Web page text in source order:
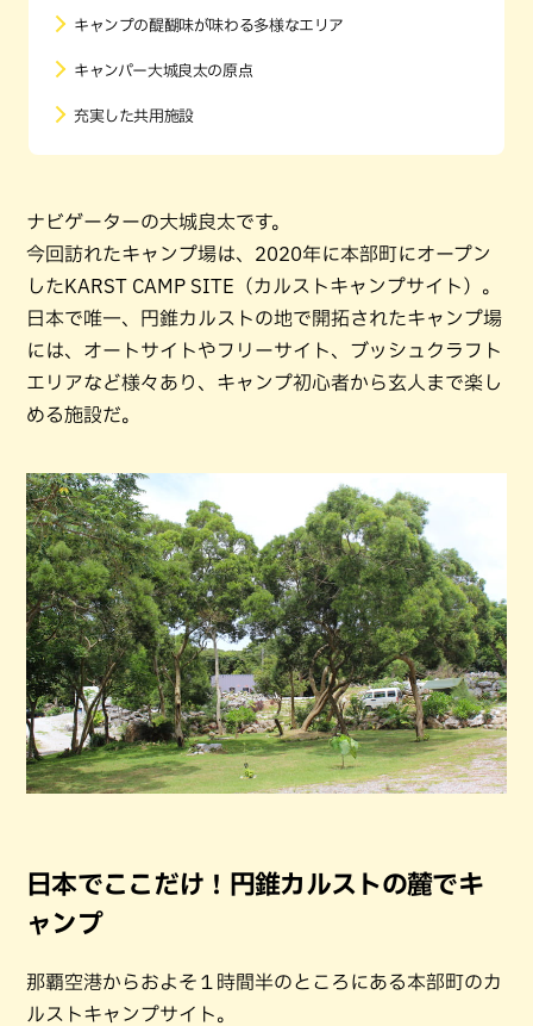
キャンプの醍醐味が味わる多様なエリア
キャンパー大城良太の原点
充実した共用施設
ナビゲーターの大城良太です。
今回訪れたキャンプ場は、2020年に本部町にオープン
したKARST CAMP SITE（カルストキャンプサイト）。
日本で唯一、円錐カルストの地で開拓されたキャンプ場
には、オートサイトやフリーサイト、ブッシュクラフト
エリアなど様々あり、キャンプ初心者から玄人まで楽し
める施設だ。
日本でここだけ！円錐カルストの麓でキ
ャンプ
那覇空港からおよそ１時間半のところにある本部町のカ
ルストキャンプサイト。